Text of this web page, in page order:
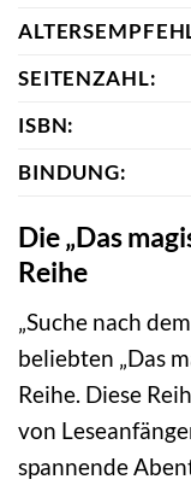
SEITENZAHL:
ISBN:
BINDUNG:
Die „Das
Reihe
„Suche nach
beliebten „Das
Reihe. Diese
von
spannende